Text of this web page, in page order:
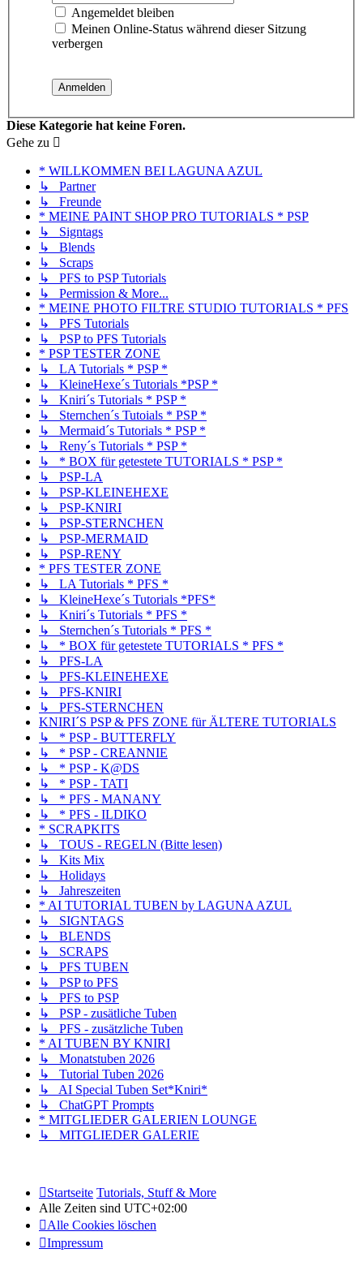
Angemeldet bleiben
Meinen Online-Status während dieser Sitzung
verbergen
Diese Kategorie hat keine Foren.
Gehe zu
* WILLKOMMEN BEI LAGUNA AZUL
↳ Partner
↳ Freunde
* MEINE PAINT SHOP PRO TUTORIALS * PSP
↳ Signtags
↳ Blends
↳ Scraps
↳ PFS to PSP Tutorials
↳ Permission & More...
* MEINE PHOTO FILTRE STUDIO TUTORIALS * PFS
↳ PFS Tutorials
↳ PSP to PFS Tutorials
* PSP TESTER ZONE
↳ LA Tutorials * PSP *
↳ KleineHexe´s Tutorials *PSP *
↳ Kniri´s Tutorials * PSP *
↳ Sternchen´s Tutoials * PSP *
↳ Mermaid´s Tutorials * PSP *
↳ Reny´s Tutorials * PSP *
↳ * BOX für getestete TUTORIALS * PSP *
↳ PSP-LA
↳ PSP-KLEINEHEXE
↳ PSP-KNIRI
↳ PSP-STERNCHEN
↳ PSP-MERMAID
↳ PSP-RENY
* PFS TESTER ZONE
↳ LA Tutorials * PFS *
↳ KleineHexe´s Tutorials *PFS*
↳ Kniri´s Tutorials * PFS *
↳ Sternchen´s Tutorials * PFS *
↳ * BOX für getestete TUTORIALS * PFS *
↳ PFS-LA
↳ PFS-KLEINEHEXE
↳ PFS-KNIRI
↳ PFS-STERNCHEN
KNIRI´S PSP & PFS ZONE für ÄLTERE TUTORIALS
↳ * PSP - BUTTERFLY
↳ * PSP - CREANNIE
↳ * PSP - K@DS
↳ * PSP - TATI
↳ * PFS - MANANY
↳ * PFS - ILDIKO
* SCRAPKITS
↳ TOUS - REGELN (Bitte lesen)
↳ Kits Mix
↳ Holidays
↳ Jahreszeiten
* AI TUTORIAL TUBEN by LAGUNA AZUL
↳ SIGNTAGS
↳ BLENDS
↳ SCRAPS
↳ PFS TUBEN
↳ PSP to PFS
↳ PFS to PSP
↳ PSP - zusätliche Tuben
↳ PFS - zusätzliche Tuben
* AI TUBEN BY KNIRI
↳ Monatstuben 2026
↳ Tutorial Tuben 2026
↳ AI Special Tuben Set*Kniri*
↳ ChatGPT Prompts
* MITGLIEDER GALERIEN LOUNGE
↳ MITGLIEDER GALERIE
Startseite Tutorials, Stuff & More
Alle Zeiten sind UTC+02:00
Alle Cookies löschen
Impressum